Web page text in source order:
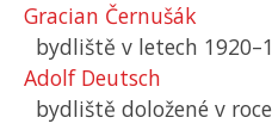
Gracian Černušák
bydliště v letech
Adolf Deutsch
bydliště doložené v